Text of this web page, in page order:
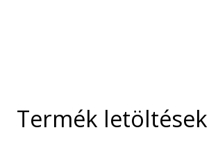
Termék letöltések